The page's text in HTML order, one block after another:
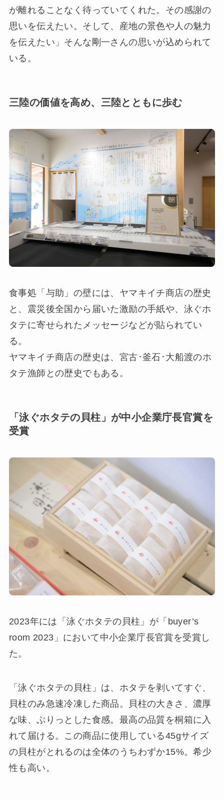
が離れることなく待っていてくれた。その感謝の
思いを伝えたい。そして、産地の景色や人の魅力
を伝えたい」そんな剛一さんの思いが込められて
いる。
三陸の価値を高め、三陸とともに歩む
食事処「与助」の壁には、ヤマキイチ商店の歴史
と、震災後全国から届いた激励の手紙や、泳ぐホ
タテに寄せられたメッセージなどが貼られてい
る。
ヤマキイチ商店の歴史は、宮古･釜石･大船渡のホ
タテ漁師との歴史でもある。
「泳ぐホタテの貝柱」が中小企業庁長官賞を
受賞
2023年には「泳ぐホタテの貝柱」が「buyer’s
room 2023」において中小企業庁長官賞を受賞し
た。
「泳ぐホタテの貝柱」は、ホタテを剥いてすぐ、
貝柱のみ急速冷凍した商品。貝柱の大きさ、濃厚
な味、ぷりっとした食感。最高の品質を桐箱に入
れて届ける。この商品に使用している45gサイズ
の貝柱がとれるのは全体のうちわずか15%。希少
性も高い。